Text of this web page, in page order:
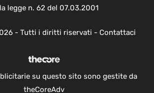
legge n. 62 del 07.03.2001
- Tutti i diritti riservati - Contattaci
su questo sito sono gestite da
theCoreAdv